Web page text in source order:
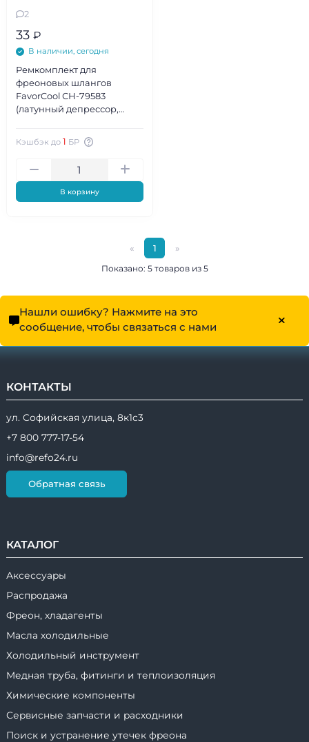
2
33 ₽
В наличии, сегодня
Ремкомплект для
фреоновых шлангов
FavorCool СН-79583
(латунный депрессор,
Кэшбэк до 1 БР
В корзину
« 1
»
Показано: 5 товаров из 5
Нашли ошибку? Нажмите на это
сообщение, чтобы связаться с нами
КОНТАКТЫ
ул. Софийская улица, 8к1с3
+7 800 777-17-54
info@refo24.ru
Обратная связь
КАТАЛОГ
Аксессуары
Распродажа
Фреон, хладагенты
Масла холодильные
Холодильный инструмент
Медная труба, фитинги и теплоизоляция
Химические компоненты
Сервисные запчасти и расходники
Поиск и устранение утечек фреона